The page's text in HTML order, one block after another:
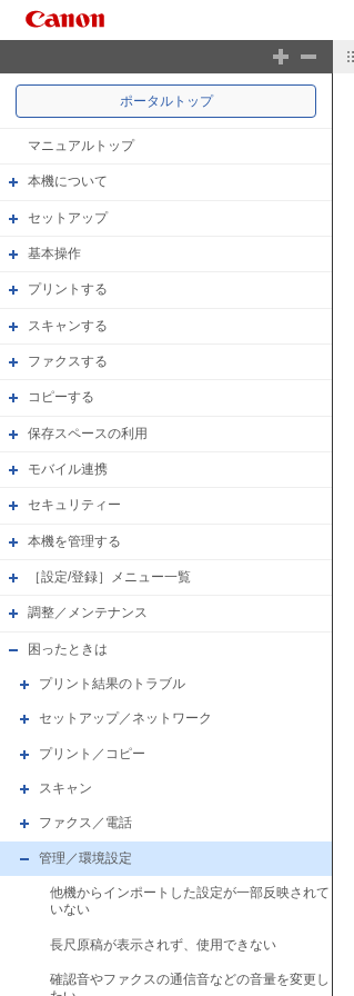
ポータルトップ
マニュアルトップ
本機について
セットアップ
基本操作
プリントする
スキャンする
ファクスする
コピーする
保存スペースの利用
モバイル連携
セキュリティー
本機を管理する
［設定/登録］メニュー一覧
調整／メンテナンス
困ったときは
プリント結果のトラブル
セットアップ／ネットワーク
プリント／コピー
スキャン
ファクス／電話
管理／環境設定
他機からインポートした設定が一部反映されて
いない
長尺原稿が表示されず、使用できない
確認音やファクスの通信音などの音量を変更し